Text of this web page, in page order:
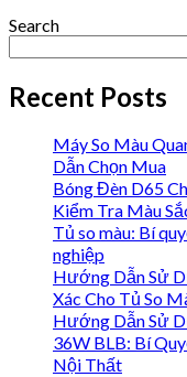
Search
Recent Posts
Máy So Màu
Dẫn Chọn Mua
Bóng Đèn D65
Kiểm Tra Màu
Tủ so màu: Bí
nghiệp
Hướng Dẫn Sử
Xác Cho Tủ So
Hướng Dẫn Sử
36W BLB: Bí
Nội Thất